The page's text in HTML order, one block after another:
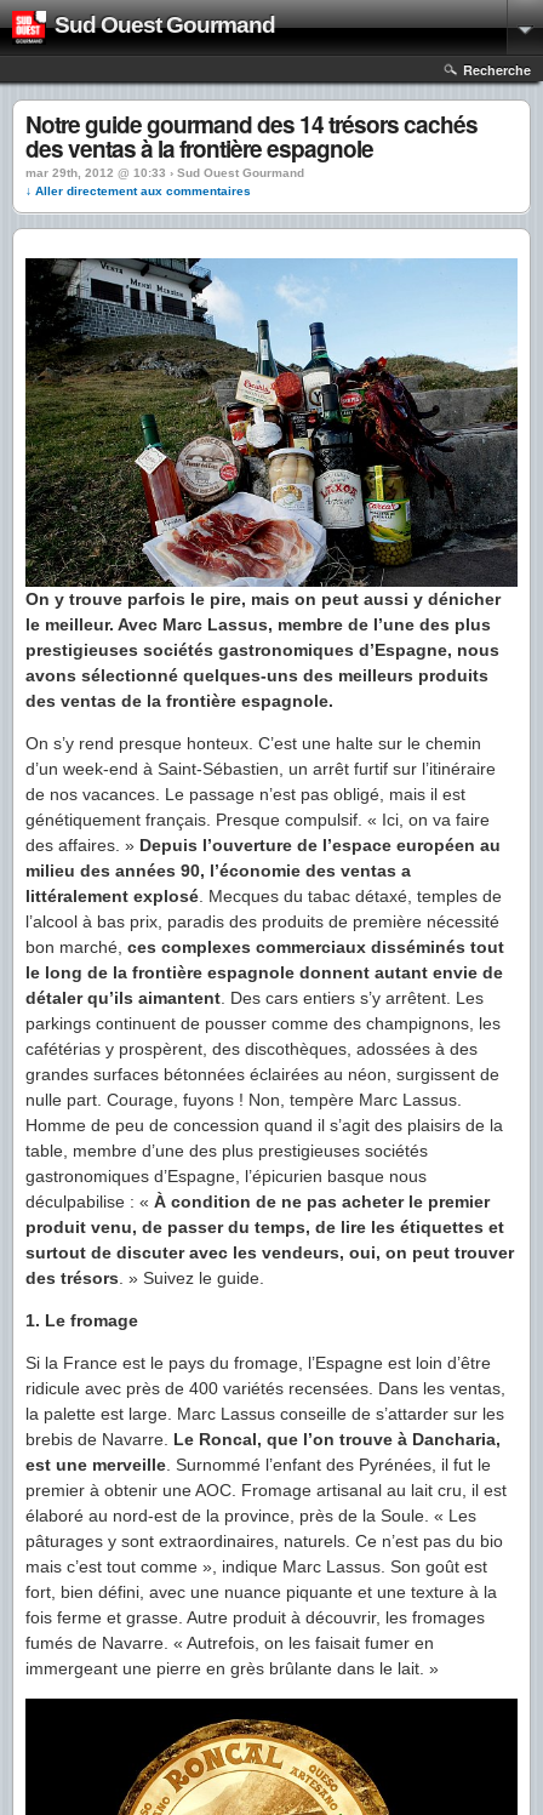
Sud Ouest Gourmand
Recherche
Notre guide gourmand des 14 trésors cachés
des ventas à la frontière espagnole
mar 29th, 2012 @ 10:33 › Sud Ouest Gourmand
↓ Aller directement aux commentaires
On y trouve parfois le pire, mais on peut aussi y dénicher
le meilleur. Avec Marc Lassus, membre de l’une des plus
prestigieuses sociétés gastronomiques d’Espagne, nous
avons sélectionné quelques-uns des meilleurs produits
des ventas de la frontière espagnole.
On s’y rend presque honteux. C’est une halte sur le chemin
d’un week-end à Saint-Sébastien, un arrêt furtif sur l’itinéraire
de nos vacances. Le passage n’est pas obligé, mais il est
génétiquement français. Presque compulsif. « Ici, on va faire
des affaires. » Depuis l’ouverture de l’espace européen au
milieu des années 90, l’économie des ventas a
littéralement explosé . Mecques du tabac détaxé, temples de
l’alcool à bas prix, paradis des produits de première nécessité
bon marché, ces complexes commerciaux disséminés tout
le long de la frontière espagnole donnent autant envie de
détaler qu’ils aimantent . Des cars entiers s’y arrêtent. Les
parkings continuent de pousser comme des champignons, les
cafétérias y prospèrent, des discothèques, adossées à des
grandes surfaces bétonnées éclairées au néon, surgissent de
nulle part. Courage, fuyons ! Non, tempère Marc Lassus.
Homme de peu de concession quand il s’agit des plaisirs de la
table, membre d’une des plus prestigieuses sociétés
gastronomiques d’Espagne, l’épicurien basque nous
déculpabilise : « À condition de ne pas acheter le premier
produit venu, de passer du temps, de lire les étiquettes et
surtout de discuter avec les vendeurs, oui, on peut trouver
des trésors . » Suivez le guide.
1. Le fromage
Si la France est le pays du fromage, l’Espagne est loin d’être
ridicule avec près de 400 variétés recensées. Dans les ventas,
la palette est large. Marc Lassus conseille de s’attarder sur les
brebis de Navarre. Le Roncal, que l’on trouve à Dancharia,
est une merveille . Surnommé l’enfant des Pyrénées, il fut le
premier à obtenir une AOC. Fromage artisanal au lait cru, il est
élaboré au nord-est de la province, près de la Soule. « Les
pâturages y sont extraordinaires, naturels. Ce n’est pas du bio
mais c’est tout comme », indique Marc Lassus. Son goût est
fort, bien défini, avec une nuance piquante et une texture à la
fois ferme et grasse. Autre produit à découvrir, les fromages
fumés de Navarre. « Autrefois, on les faisait fumer en
immergeant une pierre en grès brûlante dans le lait. »